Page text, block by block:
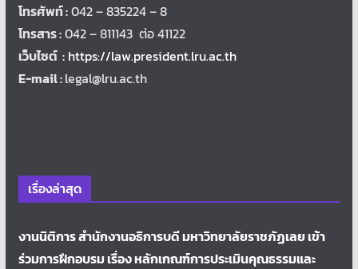
โทรศัพท์ :042 – 835224 – 8
โทรสาร :042 – 811143 ต่อ 41122
เว็บไซต์ : https://law.president.lru.ac.th
E-mail :legal@lru.ac.th
เรื่องล่าสุด
งานนิติการ สำนักงานอธิการบดี มหาวิทยาลัยราชภัฏเลย เข้า
ร่วมการฝึกอบรม เรื่อง หลักเกณฑ์การประเมินคุณธรรมและ